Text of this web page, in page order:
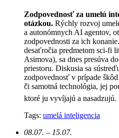
Zodpovednosť za umelú
otázkou. Rýchly rozvoj
a autonómnych AI agentov,
zodpovednosti za ich
desaťročia predmetom sci-fi
Asimova), sa dnes presúva
priestoru. Diskusia sa
zodpovednosť v prípade
či samotná technológia, jej
ktoré ju vyvíjajú a nasadzujú.
Tags: umelá inteligencia
08.07. – 15.07.